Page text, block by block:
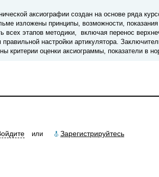
аксиографии создан на основе ряда
изложены принципы, возможности,
всех этапов методики, включая перенос
настройки артикулятора.
критерии оценки аксиограммы, показатели в
или Зарегистрируйтесь